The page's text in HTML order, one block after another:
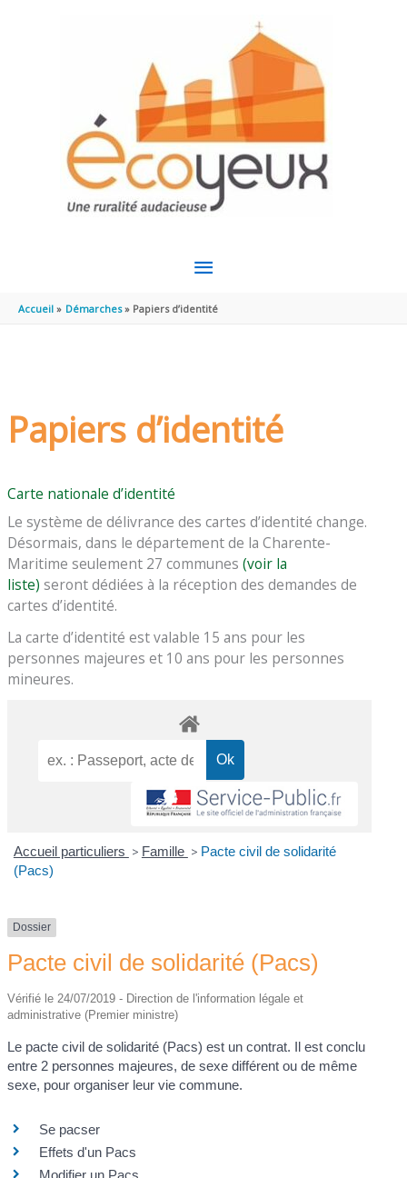
MENU
PRINCIPAL
Accueil Démarches Papiers d’identité
Papiers d’identité
Carte nationale d’identité
Le système de délivrance des cartes d’identité change.
Désormais, dans le département de la Charente-
Maritime seulement 27 communes(voir la
liste) seront dédiées à la réception des demandes de
cartes d’identité.
La carte d’identité est valable 15 ans pour les
personnes majeures et 10 ans pour les personnes
mineures.
Accueil particuliers > Famille > Pacte civil de solidarité
(Pacs)
Dossier
Pacte civil de solidarité (Pacs)
Vérifié le 24/07/2019 - Direction de l'information légale et
administrative (Premier ministre)
Le pacte civil de solidarité (Pacs) est un contrat. Il est conclu
entre 2 personnes majeures, de sexe différent ou de même
sexe, pour organiser leur vie commune.
Se pacser
Effets d'un Pacs